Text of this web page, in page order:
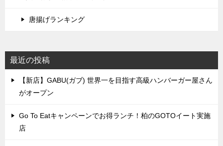
唐揚げランキング
最近の投稿
【新店】GABU(ガブ) 世界一を目指す高級ハンバーガー屋さん
がオープン
Go To Eatキャンペーンでお得ランチ！柏のGOTOイート実施
店